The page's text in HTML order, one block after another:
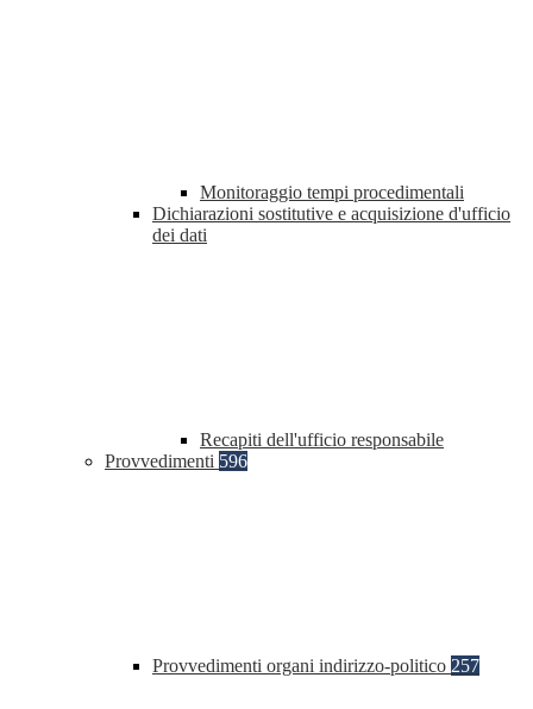
Monitoraggio tempi procedimentali
Dichiarazioni sostitutive e acquisizione d'ufficio
dei dati
Recapiti dell'ufficio responsabile
Provvedimenti 596
Provvedimenti organi indirizzo-politico 257